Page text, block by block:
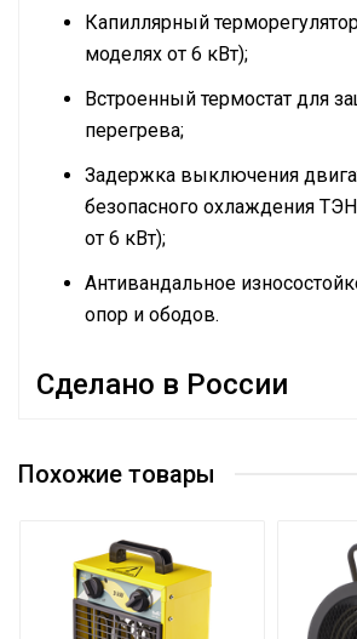
Капиллярный
моделях от 6 кВт);
Встроенный термостат для
перегрева;
Задержка выключения
безопасного охлаждения
от 6 кВт);
Антивандальное
опор и ободов.
Сделано в России
площадью до
Гарантийный срок
Страна производства
Цвет корпуса
Похожие товары